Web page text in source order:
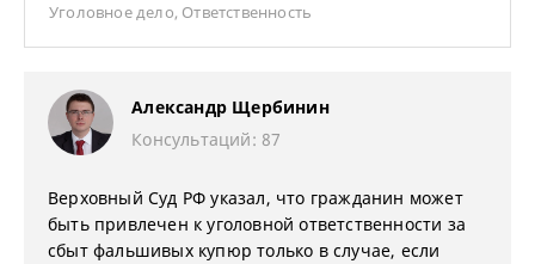
Уголовное дело, Ответственность
Александр Щербинин
Консультаций: 87
Верховный Суд РФ указал, что гражданин может
быть привлечен к уголовной ответственности за
сбыт фальшивых купюр только в случае, если